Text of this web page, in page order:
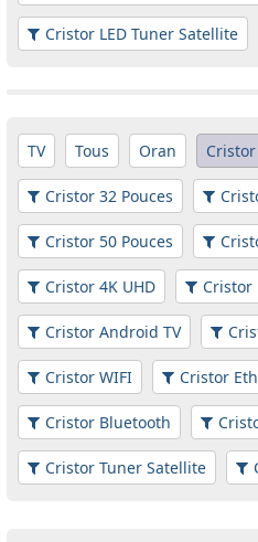
Cristor LED Tuner Satellite
TV Tous Oran Cristor
Cristor 32 Pouces
Cristor 50 Pouces
Cristor 4K UHD Cristor
Cristor Android TV
Cristor WIFI Cristor
Cristor Bluetooth
Cristor Tuner Satellite